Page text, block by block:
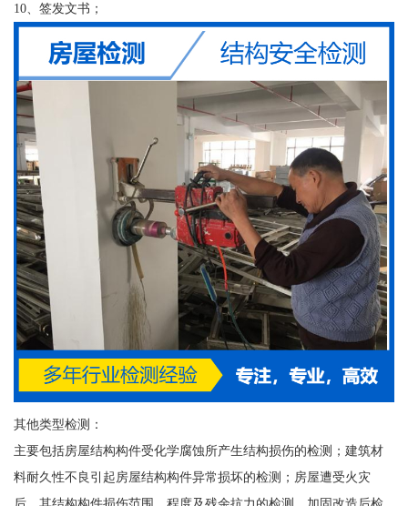
10、签发文书；
其他类型检测：
主要包括房屋结构构件受化学腐蚀所产生结构损伤的检测；建筑材
料耐久性不良引起房屋结构构件异常损坏的检测；房屋遭受火灾